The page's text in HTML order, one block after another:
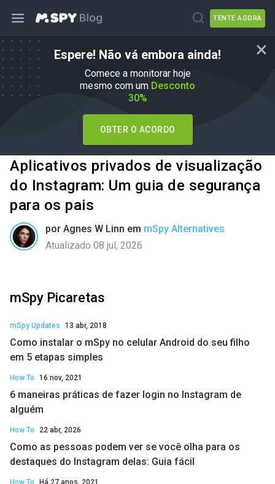
TENTE AGORA
Espere! Não vá embora ainda!
Comece a monitorar hoje
mesmo com um Desconto
30%
OBTER O ACORDO
Aplicativos privados de visualização
do Instagram: Um guia de segurança
para os pais
por Agnes W Linn em mSpy Alternatives
Atualizado 08 jul, 2026
mSpy Picaretas
mSpy Updates 13 abr, 2018
Como instalar o mSpy no celular Android do seu filho
em 5 etapas simples
How To 16 nov, 2021
6 maneiras práticas de fazer login no Instagram de
alguém
How To 22 abr, 2026
Como as pessoas podem ver se você olha para os
destaques do Instagram delas: Guia fácil
How To Há 27 anos, 2021